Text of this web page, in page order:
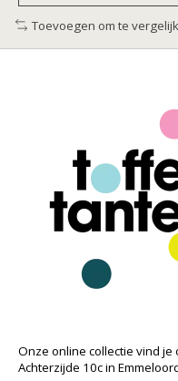
Toevoegen om te
Onze online collectie vind je
Achterzijde 10c in